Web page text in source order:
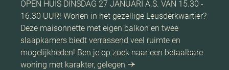
OPEN HUIS DINSDAG 27 JANUARI A.S. VAN 15.30 -
16.30 UUR! Wonen in het gezellige Leusderkwartier?
Deze maisonnette met eigen balkon en twee
slaapkamers biedt verrassend veel ruimte en
mogelijkheden! Ben je op zoek naar een betaalbare
woning met karakter, gelegen